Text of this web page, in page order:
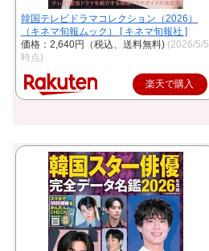
韓国テレビドラマコレクション（2026）
（キネマ旬報ムック） [ キネマ旬報社 ]
価格：2,640円（税込、送料無料) (2026/5/5
時点)
楽天で購入